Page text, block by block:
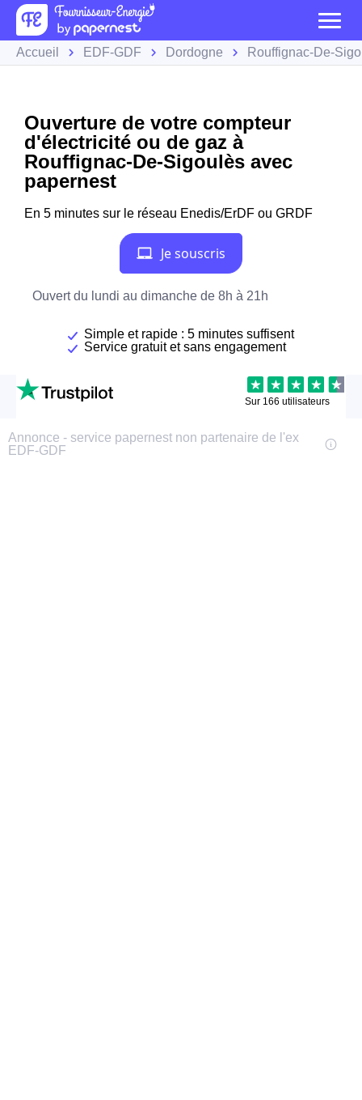
Accueil EDF-GDF Dordogne Rouffignac-De-